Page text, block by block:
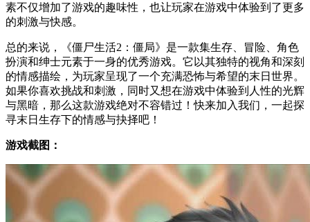
素不仅增加了游戏的趣味性，也让玩家在游戏中体验到了更多
的刺激与快感。
总的来说，《僵尸生活2：僵局》是一款集生存、冒险、角色
扮演和绅士元素于一身的优秀游戏。它以其独特的视角和深刻
的情感描绘，为玩家呈现了一个充满恐怖与希望的末日世界。
如果你喜欢挑战和刺激，同时又想在游戏中体验到人性的光辉
与黑暗，那么这款游戏绝对不容错过！快来加入我们，一起探
寻末日生存下的情感与抉择吧！
游戏截图：